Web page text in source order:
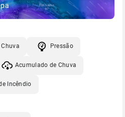
Chuva Pressão
Acumulado de Chuva
Incêndio